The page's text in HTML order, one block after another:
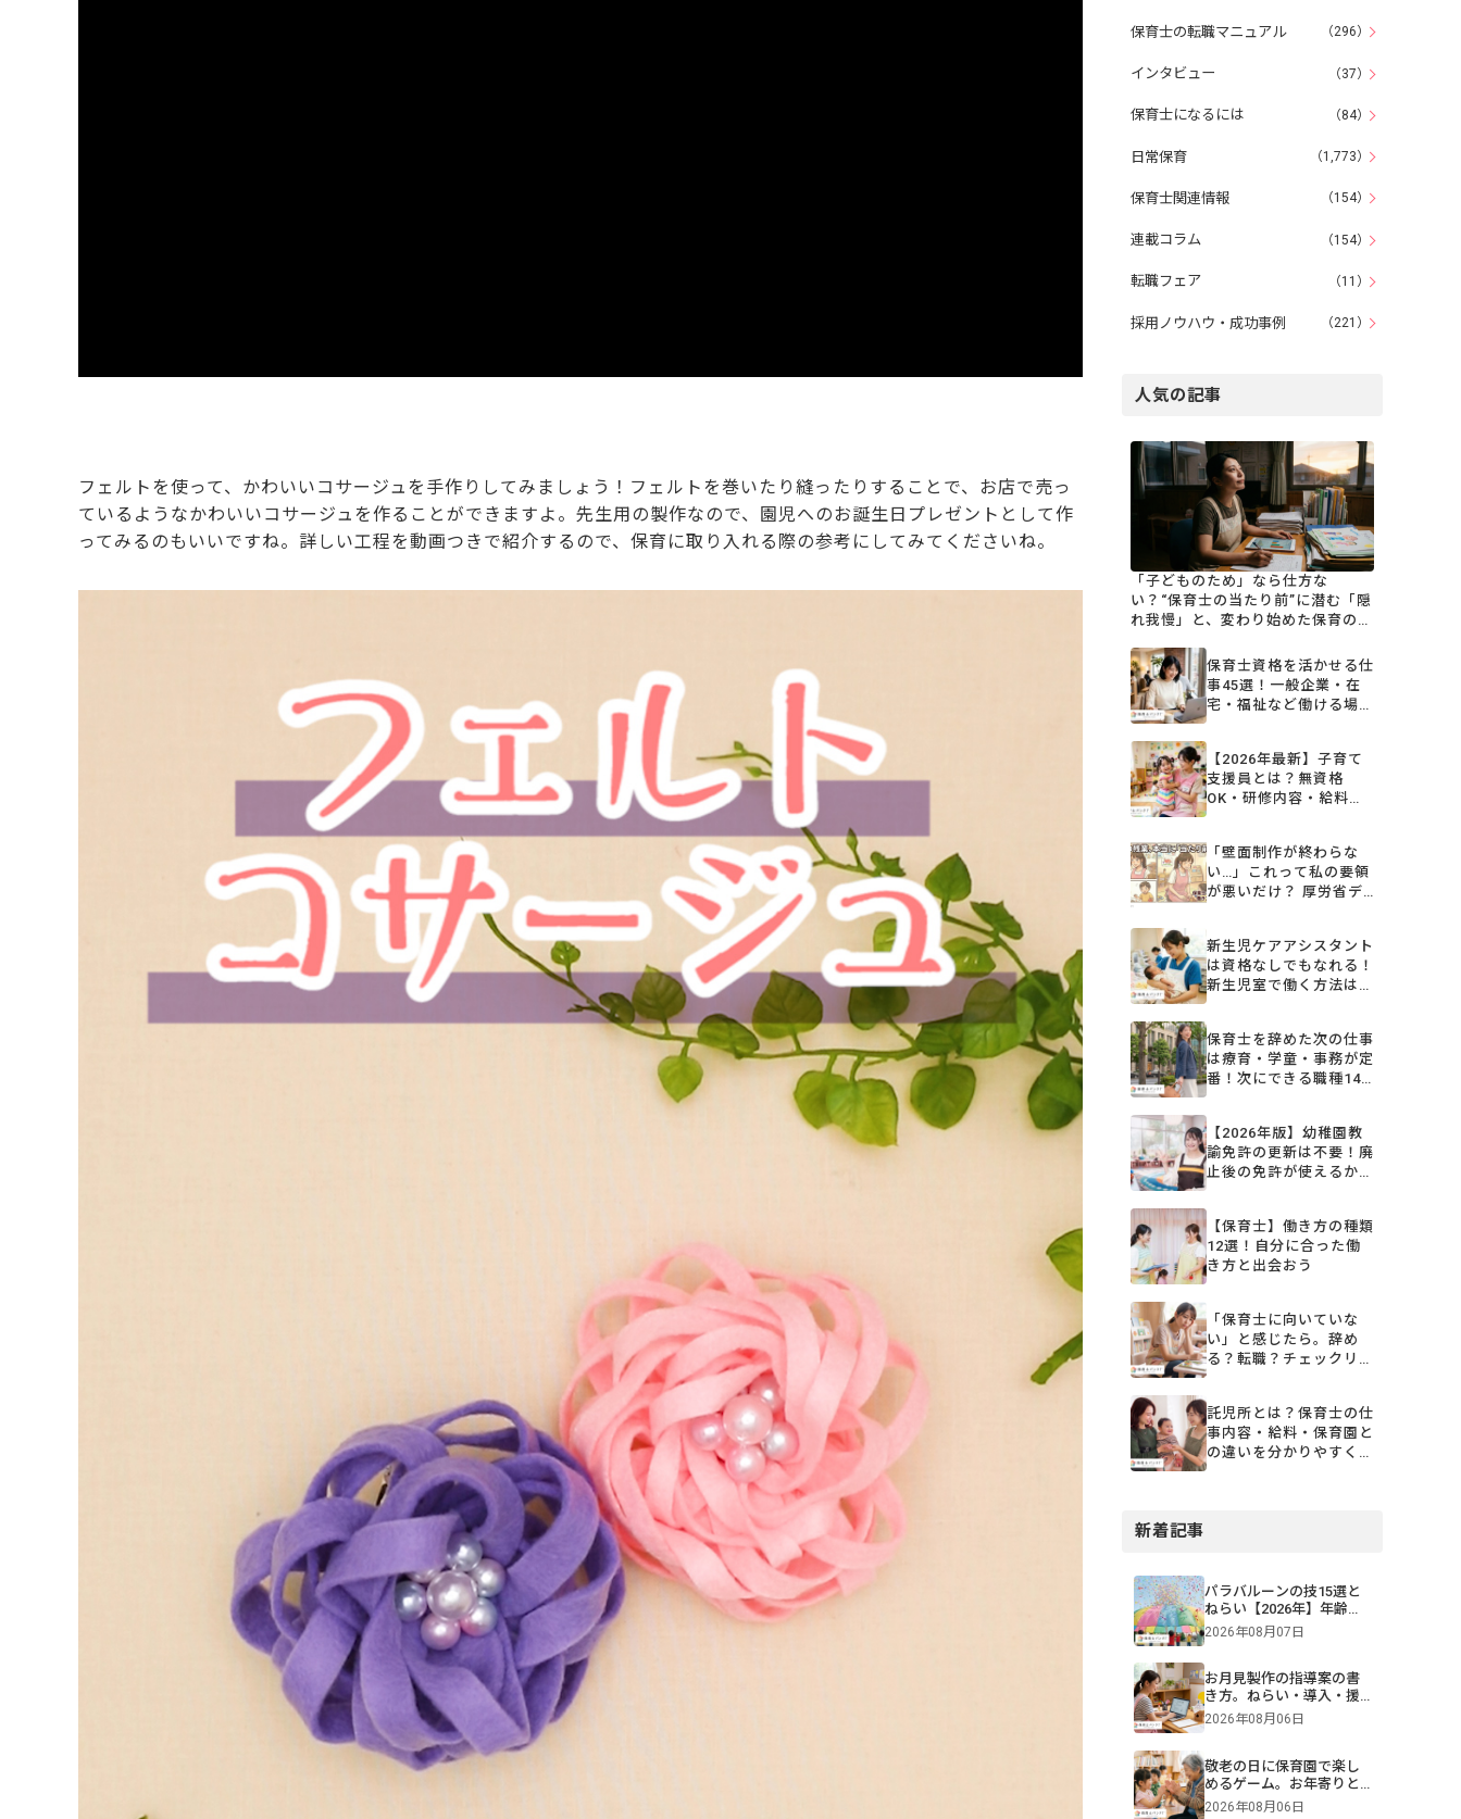
フェルトを使って、かわいいコサージュを手作りしてみましょう！フェルトを巻いたり縫ったりすることで、お店で売っ
ているようなかわいいコサージュを作ることができますよ。先生用の製作なので、園児へのお誕生日プレゼントとして作
ってみるのもいいですね。詳しい工程を動画つきで紹介するので、保育に取り入れる際の参考にしてみてくださいね。
保育士の転職マニュアル （296）
インタビュー （37）
保育士になるには （84）
日常保育 （1,773）
保育士関連情報 （154）
連載コラム （154）
転職フェア （11）
採用ノウハウ・成功事例 （221）
人気の記事
「子どものため」なら仕方な
い？“保育士の当たり前”に潜む「隠
れ我慢」と、変わり始めた保育の現
保育士資格を活かせる仕
事45選！一般企業・在
宅・福祉など働ける場所
【2026年最新】子育て
支援員とは？無資格
OK・研修内容・給料・
「壁面制作が終わらな
い…」これって私の要領
が悪いだけ？ 厚労省デ
リアル
新生児ケアアシスタント
は資格なしでもなれる！
新生児室で働く方法は？
保育士を辞めた次の仕事
は療育・学童・事務が定
番！次にできる職種14
【2026年版】幼稚園教
諭免許の更新は不要！廃
止後の免許が使えるかチ
【保育士】働き方の種類
12選！自分に合った働
き方と出会おう
「保育士に向いていな
い」と感じたら。辞め
る？転職？チェックリス
託児所とは？保育士の仕
事内容・給料・保育園と
の違いを分かりやすく解
新着記事
パラバルーンの技15選と
ねらい【2026年】年齢・
難易度別一覧＆演目構成
も！画像付きで紹介
2026年08月07日
お月見製作の指導案の書
き方。ねらい・導入・援
助を年齢別に解説【保
2026年08月06日
敬老の日に保育園で楽し
めるゲーム。お年寄りと
交流できる遊びや伝承遊
2026年08月06日